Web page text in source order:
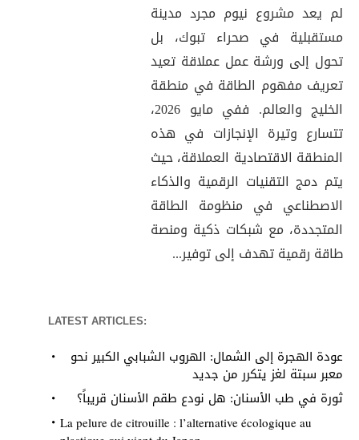
لم يعد مشروع نيوم مجرد مدينة
مستقبلية في صحراء تبوك، بل
تحول إلى ورشة عمل عملاقة تعيد
تعريف مفهوم الطاقة في منطقة
الخليج والعالم. ففي مايو 2026،
تتسارع وتيرة الإنجازات في هذه
المنطقة الاقتصادية العملاقة، حيث
يتم دمج التقنيات الرقمية والذكاء
الاصطناعي في منظومة الطاقة
المتجددة، مع شبكات ذكية ومنصة
طاقة رقمية تهدف إلى توفير...
LATEST ARTICLES:
عودة الهجرة إلى الشمال: الهروب الشبابي الكبير نحو
معبر سبتة لغز يتكرر من جديد
ثورة في طب الأسنان: هل نودع طقم الأسنان قريباً؟
La pelure de citrouille : l’alternative écologique au